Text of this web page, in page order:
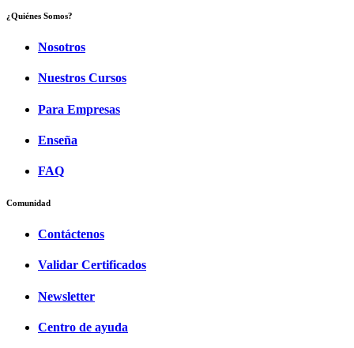
¿Quiénes Somos?
Nosotros
Nuestros Cursos
Para Empresas
Enseña
FAQ
Comunidad
Contáctenos
Validar Certificados
Newsletter
Centro de ayuda